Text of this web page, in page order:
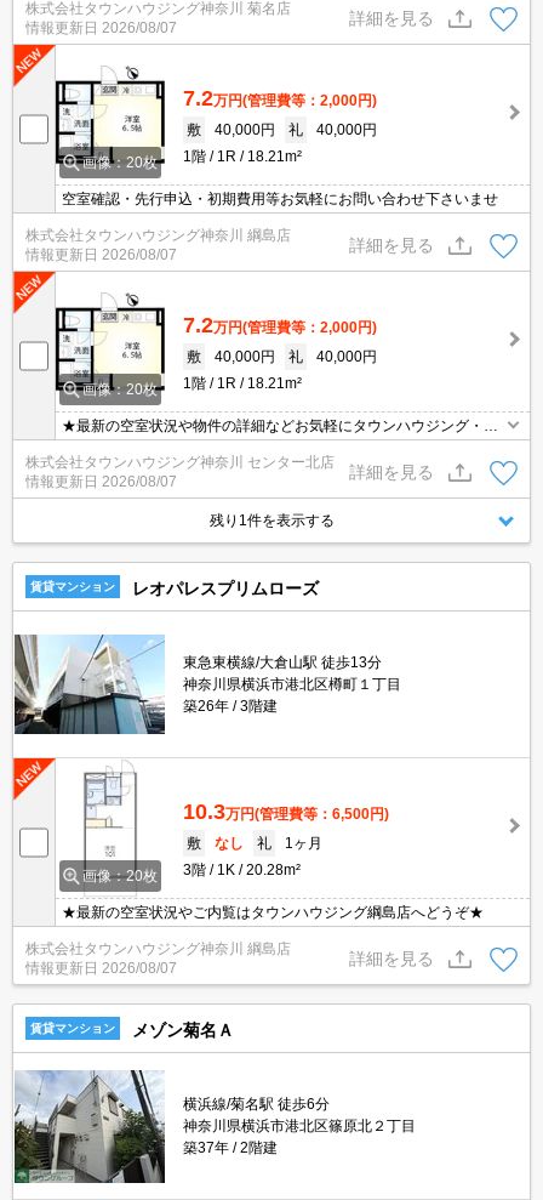
株式会社タウンハウジング神奈川 菊名店
情報更新日 2026/08/07
詳細を見る
画像：20枚
7.2万円(管理費等：2,000円)
敷
40,000円 礼
40,000円
1階
1R 18.21m²
空室確認・先行申込・初期費用等お気軽にお問い合わせ下さいませ
株式会社タウンハウジング神奈川 綱島店
情報更新日 2026/08/07
詳細を見る
画像：20枚
7.2万円(管理費等：2,000円)
敷
40,000円 礼
40,000円
1階
1R 18.21m²
★最新の空室状況や物件の詳細などお気軽にタウンハウジング・セ
株式会社タウンハウジング神奈川 センター北店
情報更新日 2026/08/07
詳細を見る
残り1件を表示する
賃貸マンション レオパレスプリムローズ
東急東横線/大倉山駅 徒歩13分
神奈川県横浜市港北区樽町１丁目
築26年
3階建
画像：20枚
10.3万円(管理費等：6,500円)
敷
なし 礼
1ヶ月
3階
1K 20.28m²
★最新の空室状況やご内覧はタウンハウジング綱島店へどうぞ★
株式会社タウンハウジング神奈川 綱島店
情報更新日 2026/08/07
詳細を見る
賃貸マンション メゾン菊名Ａ
横浜線/菊名駅 徒歩6分
神奈川県横浜市港北区篠原北２丁目
築37年
2階建